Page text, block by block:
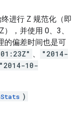
进行 Z 规范化（即
，并使用 0、3、
的偏差时间也是可
、
"2014-
"2014-10-
)